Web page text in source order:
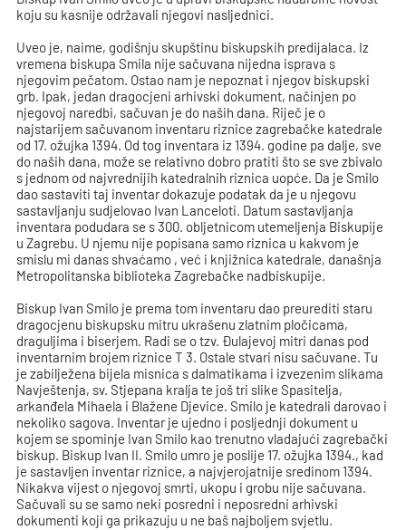
koju su kasnije održavali njegovi nasljednici.
Uveo je, naime, godišnju skupštinu biskupskih predijalaca. Iz
vremena biskupa Smila nije sačuvana nijedna isprava s
njegovim pečatom. Ostao nam je nepoznat i njegov biskupski
grb. Ipak, jedan dragocjeni arhivski dokument, načinjen po
njegovoj naredbi, sačuvan je do naših dana. Riječ je o
najstarijem sačuvanom inventaru riznice zagrebačke katedrale
od 17. ožujka 1394. Od tog inventara iz 1394. godine pa dalje, sve
do naših dana, može se relativno dobro pratiti što se sve zbivalo
s jednom od najvrednijih katedralnih riznica uopće. Da je Smilo
dao sastaviti taj inventar dokazuje podatak da je u njegovu
sastavljanju sudjelovao Ivan Lanceloti. Datum sastavljanja
inventara podudara se s 300. obljetnicom utemeljenja Biskupije
u Zagrebu. U njemu nije popisana samo riznica u kakvom je
smislu mi danas shvaćamo , već i knjižnica katedrale, današnja
Metropolitanska biblioteka Zagrebačke nadbiskupije.
Biskup Ivan Smilo je prema tom inventaru dao preurediti staru
dragocjenu biskupsku mitru ukrašenu zlatnim pločicama,
draguljima i biserjem. Radi se o tzv. Đulajevoj mitri danas pod
inventarnim brojem riznice T 3. Ostale stvari nisu sačuvane. Tu
je zabilježena bijela misnica s dalmatikama i izvezenim slikama
Navještenja, sv. Stjepana kralja te još tri slike Spasitelja,
arkanđela Mihaela i Blažene Djevice. Smilo je katedrali darovao i
nekoliko sagova. Inventar je ujedno i posljednji dokument u
kojem se spominje Ivan Smilo kao trenutno vladajući zagrebački
biskup. Biskup Ivan II. Smilo umro je poslije 17. ožujka 1394., kad
je sastavljen inventar riznice, a najvjerojatnije sredinom 1394.
Nikakva vijest o njegovoj smrti, ukopu i grobu nije sačuvana.
Sačuvali su se samo neki posredni i neposredni arhivski
dokumenti koji ga prikazuju u ne baš najboljem svjetlu.